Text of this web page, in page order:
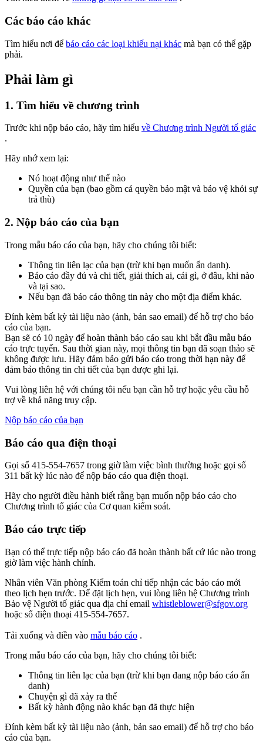
Các báo cáo khác
Tìm hiểu nơi để báo cáo các loại khiếu nại khác mà bạn có thể gặp
phải.
Phải làm gì
1. Tìm hiểu về chương trình
Trước khi nộp báo cáo, hãy tìm hiểu về Chương trình Người tố giác
.
Hãy nhớ xem lại:
Nó hoạt động như thế nào
Quyền của bạn (bao gồm cả quyền bảo mật và bảo vệ khỏi sự
trả thù)
2. Nộp báo cáo của bạn
Trong mẫu báo cáo của bạn, hãy cho chúng tôi biết:
Thông tin liên lạc của bạn (trừ khi bạn muốn ẩn danh).
Báo cáo đầy đủ và chi tiết, giải thích ai, cái gì, ở đâu, khi nào
và tại sao.
Nếu bạn đã báo cáo thông tin này cho một địa điểm khác.
Đính kèm bất kỳ tài liệu nào (ảnh, bản sao email) để hỗ trợ cho báo
cáo của bạn.
Bạn sẽ có 10 ngày để hoàn thành báo cáo sau khi bắt đầu mẫu báo
cáo trực tuyến. Sau thời gian này, mọi thông tin bạn đã soạn thảo sẽ
không được lưu. Hãy đảm bảo gửi báo cáo trong thời hạn này để
đảm bảo thông tin chi tiết của bạn được ghi lại.
Vui lòng liên hệ với chúng tôi nếu bạn cần hỗ trợ hoặc yêu cầu hỗ
trợ về khả năng truy cập.
Nộp báo cáo của bạn
Báo cáo qua điện thoại
Gọi số 415-554-7657 trong giờ làm việc bình thường hoặc gọi số
311 bất kỳ lúc nào để nộp báo cáo qua điện thoại.
Hãy cho người điều hành biết rằng bạn muốn nộp báo cáo cho
Chương trình tố giác của Cơ quan kiểm soát.
Báo cáo trực tiếp
Bạn có thể trực tiếp nộp báo cáo đã hoàn thành bất cứ lúc nào trong
giờ làm việc hành chính.
Nhân viên Văn phòng Kiểm toán chỉ tiếp nhận các báo cáo mới
theo lịch hẹn trước. Để đặt lịch hẹn, vui lòng liên hệ Chương trình
Bảo vệ Người tố giác qua địa chỉ email whistleblower@sfgov.org
hoặc số điện thoại 415-554-7657.
Tải xuống và điền vào mẫu báo cáo .
Trong mẫu báo cáo của bạn, hãy cho chúng tôi biết:
Thông tin liên lạc của bạn (trừ khi bạn đang nộp báo cáo ẩn
danh)
Chuyện gì đã xảy ra thế
Bất kỳ hành động nào khác bạn đã thực hiện
Đính kèm bất kỳ tài liệu nào (ảnh, bản sao email) để hỗ trợ cho báo
cáo của bạn.